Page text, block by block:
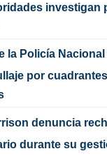
investigan
la Policía
por
denuncia
durante su